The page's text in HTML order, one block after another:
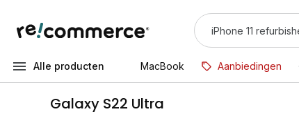
Alle producten MacBook Aanbiedingen
Galaxy S22 Ultra